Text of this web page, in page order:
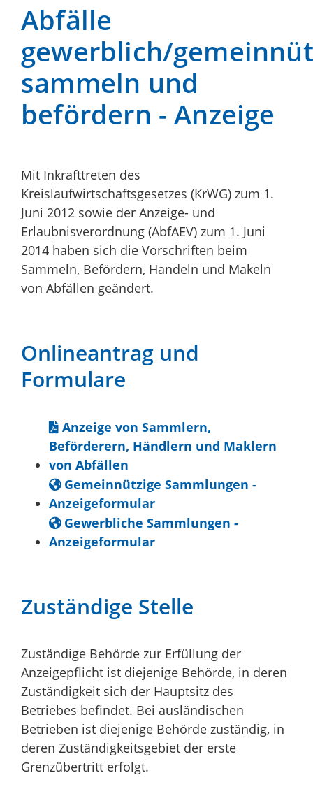
Abfälle
gewerblich/
sammeln und
befördern - Anzeige
Mit Inkrafttreten des
Kreislaufwirtschaftsgesetzes (KrWG) zum 1.
Juni 2012 sowie der Anzeige- und
Erlaubnisverordnung (AbfAEV) zum 1. Juni
2014 haben sich die Vorschriften beim
Sammeln, Befördern, Handeln und Makeln
von Abfällen geändert.
Onlineantrag und
Formulare
Anzeige von Sammlern,
Beförderern, Händlern und Maklern
von Abfällen
Gemeinnützige Sammlungen -
Anzeigeformular
Gewerbliche Sammlungen -
Anzeigeformular
Zuständige Stelle
Zuständige Behörde zur Erfüllung der
Anzeigepflicht ist diejenige Behörde, in deren
Zuständigkeit sich der Hauptsitz des
Betriebes befindet. Bei ausländischen
Betrieben ist diejenige Behörde zuständig, in
deren Zuständigkeitsgebiet der erste
Grenzübertritt erfolgt.